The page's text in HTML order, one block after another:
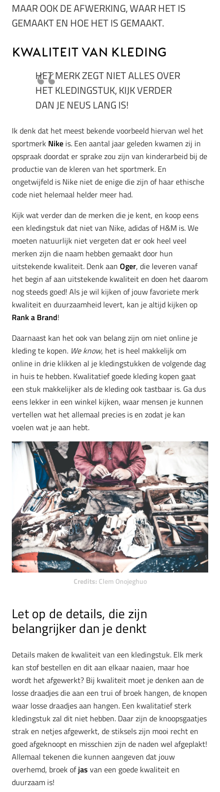
MAAR OOK DE AFWERKING, WAAR HET IS
GEMAAKT EN HOE HET IS GEMAAKT.
Kwaliteit van kleding
HET MERK ZEGT NIET ALLES OVER
HET KLEDINGSTUK, KIJK VERDER
DAN JE NEUS LANG IS!
Ik denk dat het meest bekende voorbeeld hiervan wel het
sportmerk Nike is. Een aantal jaar geleden kwamen zij in
opspraak doordat er sprake zou zijn van kinderarbeid bij de
productie van de kleren van het sportmerk. En
ongetwijfeld is Nike niet de enige die zijn of haar ethische
code niet helemaal helder meer had.
Kijk wat verder dan de merken die je kent, en koop eens
een kledingstuk dat niet van Nike, adidas of H&M is. We
moeten natuurlijk niet vergeten dat er ook heel veel
merken zijn die naam hebben gemaakt door hun
uitstekende kwaliteit. Denk aan Oger, die leveren vanaf
het begin af aan uitstekende kwaliteit en doen het daarom
nog steeds goed! Als je wil kijken of jouw favoriete merk
kwaliteit en duurzaamheid levert, kan je altijd kijken op
Rank a Brand!
Daarnaast kan het ook van belang zijn om niet online je
kleding te kopen. We know, het is heel makkelijk om
online in drie klikken al je kledingstukken de volgende dag
in huis te hebben. Kwalitatief goede kleding kopen gaat
een stuk makkelijker als de kleding ook tastbaar is. Ga dus
eens lekker in een winkel kijken, waar mensen je kunnen
vertellen wat het allemaal precies is en zodat je kan
voelen wat je aan hebt.
Credits: Clem Onojeghuo
Let op de details, die zijn
belangrijker dan je denkt
Details maken de kwaliteit van een kledingstuk. Elk merk
kan stof bestellen en dit aan elkaar naaien, maar hoe
wordt het afgewerkt? Bij kwaliteit moet je denken aan de
losse draadjes die aan een trui of broek hangen, de knopen
waar losse draadjes aan hangen. Een kwalitatief sterk
kledingstuk zal dit niet hebben. Daar zijn de knoopsgaatjes
strak en netjes afgewerkt, de stiksels zijn mooi recht en
goed afgeknoopt en misschien zijn de naden wel afgeplakt!
Allemaal tekenen die kunnen aangeven dat jouw
overhemd, broek ofjas van een goede kwaliteit en
duurzaam is!